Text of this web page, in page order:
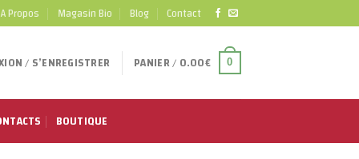
A Propos Magasin Bio Blog Contact
/ S’ENREGISTRER PANIER / 0.00€ 0
BOUTIQUE